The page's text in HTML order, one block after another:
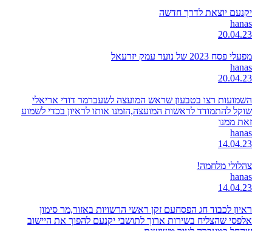
יקנעם יוצאת לדרך חדשה
hanas
20.04.23
מפעלי פסח 2023 של נוער עמק יזרעאל
hanas
20.04.23
השמועות רצו בטבעון שראש המועצה לשעברמר דודי אריאלי
שוקל להתמודד לראשות המועצה,הזמנו אותו לראיון בכדי לשמוע
זאת ממנו
hanas
14.04.23
צהלולי מלחמה!
hanas
14.04.23
ראיון לכבוד חג הפסחעם זקן ראשי הרשויות באזור,מר סימון
אלפסי שהצליח בשירות ארוך לתושבי יקנעם להפוך את היישוב